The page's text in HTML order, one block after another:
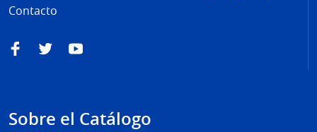
Contacto
FacebookTwitterYouTube
Sobre el Catálogo